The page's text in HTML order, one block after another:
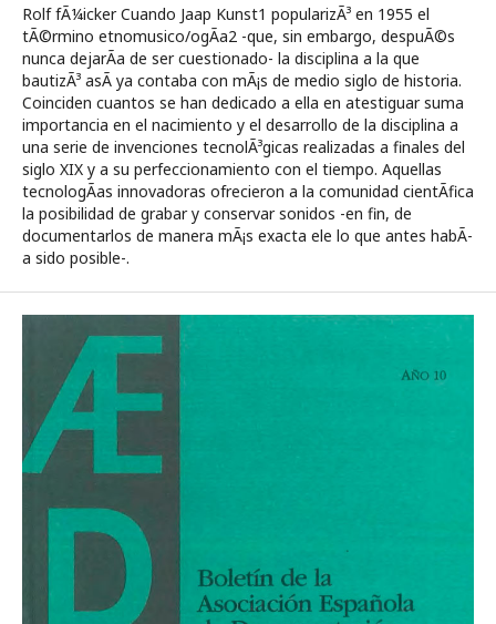
Rolf fÃ¼icker Cuando Jaap Kunst1 popularizÃ³ en 1955 el
tÃ©rmino etnomusico/ogÃ­a2 -que, sin embargo, despuÃ©s
nunca dejarÃ­a de ser cuestionado- la disciplina a la que
bautizÃ³ asÃ­ ya contaba con mÃ¡s de medio siglo de historia.
Coinciden cuantos se han dedicado a ella en atestiguar suma
importancia en el nacimiento y el desarrollo de la disciplina a
una serie de invenciones tecnolÃ³gicas realizadas a finales del
siglo XIX y a su perfeccionamiento con el tiempo. Aquellas
tecnologÃ­as innovadoras ofrecieron a la comunidad cientÃ­fica
la posibilidad de grabar y conservar sonidos -en fin, de
documentarlos de manera mÃ¡s exacta ele lo que antes habÃ­
a sido posible-.